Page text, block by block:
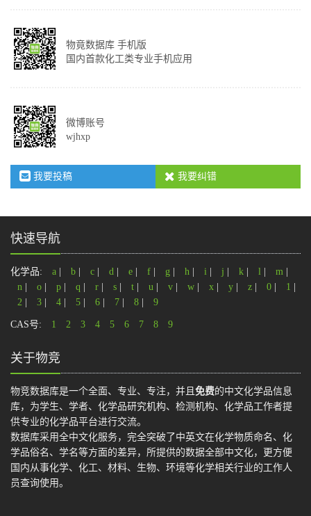
物竟数据库 手机版
国内首款化工类专业手机应用
微博账号
wjhxp
我要投稿 我要纠错
快速导航
化学品: a b c d e f g h i j k l m
n
o p q r s t u v w x y z 0 1
2
3 4 5 6 7 8 9
CAS号: 1 2 3 4 5 6 7 8 9
关于物竞
物竞数据库是一个全面、专业、专注，并且 免费的中文化学品信息
库，为学生、学者、化学品研究机构、检测机构、化学品工作者提
供专业的化学品平台进行交流。
数据库采用全中文化服务，完全突破了中英文在化学物质命名、化
学品俗名、学名等方面的差异，所提供的数据全部中文化，更方便
国内从事化学、化工、材料、生物、环境等化学相关行业的工作人
员查询使用。